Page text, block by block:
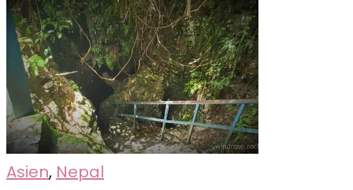
Asien, Nepal